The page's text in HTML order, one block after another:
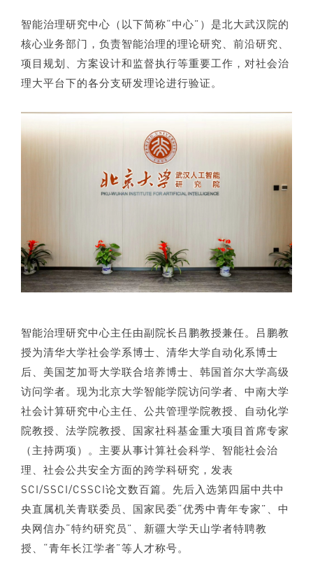
智能治理研究中心（以下简称“中心”）是北大武汉院的
核心业务部门，负责智能治理的理论研究、前沿研究、
项目规划、方案设计和监督执行等重要工作，对社会治
理大平台下的各分支研发理论进行验证。
智能治理研究中心主任由副院长吕鹏教授兼任。吕鹏教
授为清华大学社会学系博士、清华大学自动化系博士
后、美国芝加哥大学联合培养博士、韩国首尔大学高级
访问学者。现为北京大学智能学院访问学者、中南大学
社会计算研究中心主任、公共管理学院教授、自动化学
院教授、法学院教授、国家社科基金重大项目首席专家
（主持两项）。主要从事计算社会科学、智能社会治
理、社会公共安全方面的跨学科研究，发表
SCI/SSCI/CSSCI论文数百篇。先后入选第四届中共中
央直属机关青联委员、国家民委“优秀中青年专家”、中
央网信办“特约研究员”、新疆大学天山学者特聘教
授、“青年长江学者”等人才称号。